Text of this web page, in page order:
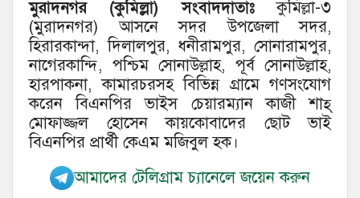
মুরাদনগর (কুমিল্লা) সংবাদদাতাঃকুমিল্লা-৩
(মুরাদনগর) আসনে সদর উপজেলা সদর,
হিরারকান্দা, দিলালপুর, ধনীরামপুর, সোনারামপুর,
নাগেরকান্দি, পশ্চিম সোনাউল্লাহ, পূর্ব সোনাউল্লাহ,
হারপাকনা, কামারচরসহ বিভিন্ন গ্রামে গণসংযোগ
করেন বিএনপির ভাইস চেয়ারম্যান কাজী শাহ্
মোফাজ্জল হোসেন কায়কোবাদের ছোট ভাই
বিএনপির প্রার্থী কেএম মজিবুল হক।
আমাদের টেলিগ্রাম চ্যানেলে জয়েন করুন